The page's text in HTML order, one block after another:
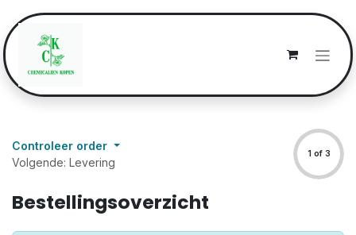
Controleer order
Volgende: Levering
1 of 3
Bestellingsoverzicht